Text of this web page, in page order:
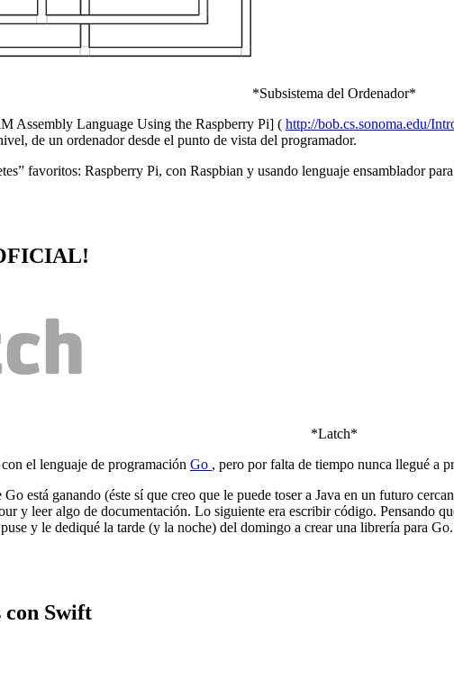
*Subsistema del Ordenador*
Assembly Language Using the Raspberry Pi] ( http://bob.cs.sonoma.edu/
de un ordenador desde el punto de vista del programador.
favoritos: Raspberry Pi, con Raspbian y usando lenguaje ensamblador
*Latch*
el lenguaje de programación Go , pero por falta de tiempo nunca llegué a
está ganando (éste sí que creo que le puede toser a Java en un futuro
y leer algo de documentación. Lo siguiente era escribir código. Pensando
y le dediqué la tarde (y la noche) del domingo a crear una librería para Go.
con Swift